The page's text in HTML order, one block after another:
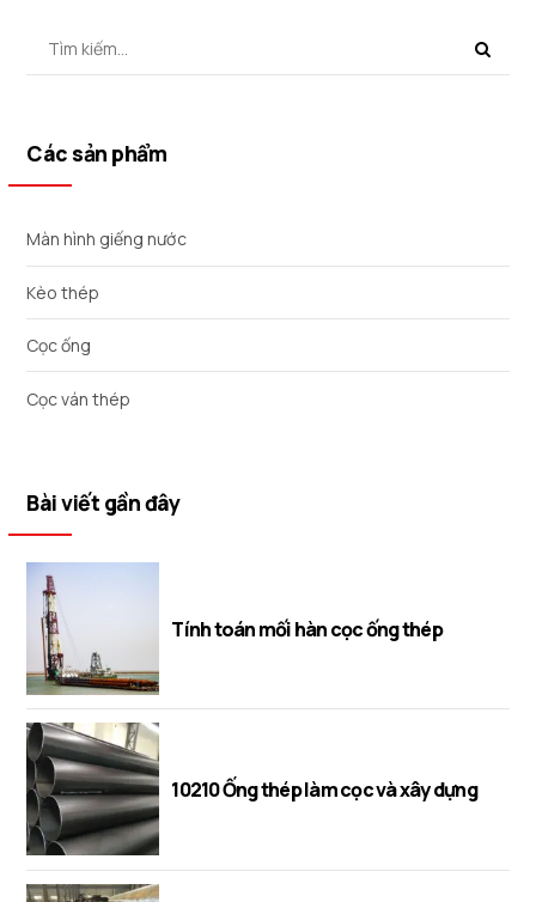
Các sản phẩm
Màn hình giếng nước
Kèo thép
Cọc ống
Cọc ván thép
Bài viết gần đây
Tính toán mối hàn cọc ống thép
10210 Ống thép làm cọc và xây dựng